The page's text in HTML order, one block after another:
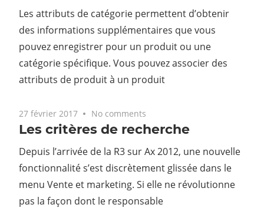
Les attributs de catégorie permettent d’obtenir
des informations supplémentaires que vous
pouvez enregistrer pour un produit ou une
catégorie spécifique. Vous pouvez associer des
attributs de produit à un produit
27 février 2017 No comments
Les critères de recherche
Depuis l’arrivée de la R3 sur Ax 2012, une nouvelle
fonctionnalité s’est discrètement glissée dans le
menu Vente et marketing. Si elle ne révolutionne
pas la façon dont le responsable